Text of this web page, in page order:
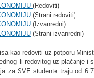
(Redoviti)
(Strani redoviti)
(Izvanredni)
(Strani izvanredni)
kao redoviti uz potporu
ili redovitog uz plaćanje i
za SVE studente traju od